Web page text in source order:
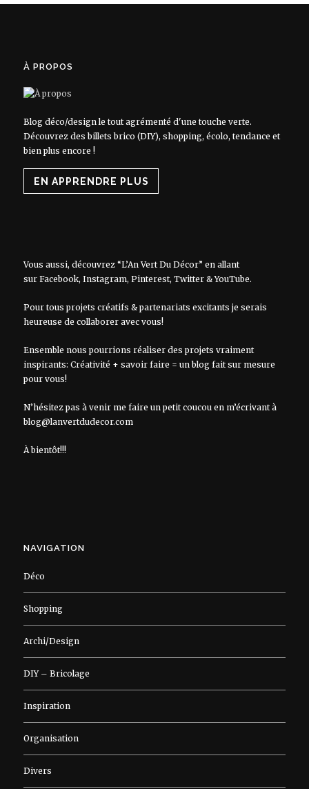
À PROPOS
Blog déco/design le tout agrémenté d'une touche verte.
Découvrez des billets brico (DIY), shopping, écolo, tendance et
bien plus encore !
EN APPRENDRE PLUS
Vous aussi, découvrez “L’An Vert Du Décor” en allant
sur Facebook, Instagram, Pinterest, Twitter&YouTube.
Pour tous projets créatifs & partenariats excitants je serais
heureuse de collaborer avec vous!
Ensemble nous pourrions réaliser des projets vraiment
inspirants: Créativité + savoir faire = un blog fait sur mesure
pour vous!
N’hésitez pas à venir me faire un petit coucou en m’écrivant à
blog@lanvertdudecor.com
À bientôt!!!
NAVIGATION
Déco
Shopping
Archi/Design
DIY – Bricolage
Inspiration
Organisation
Divers